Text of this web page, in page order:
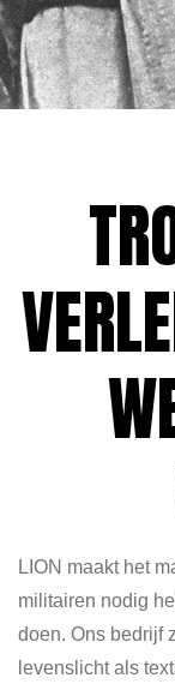
LION maakt het
militairen nodig
doen. Ons bedrijf
levenslicht als